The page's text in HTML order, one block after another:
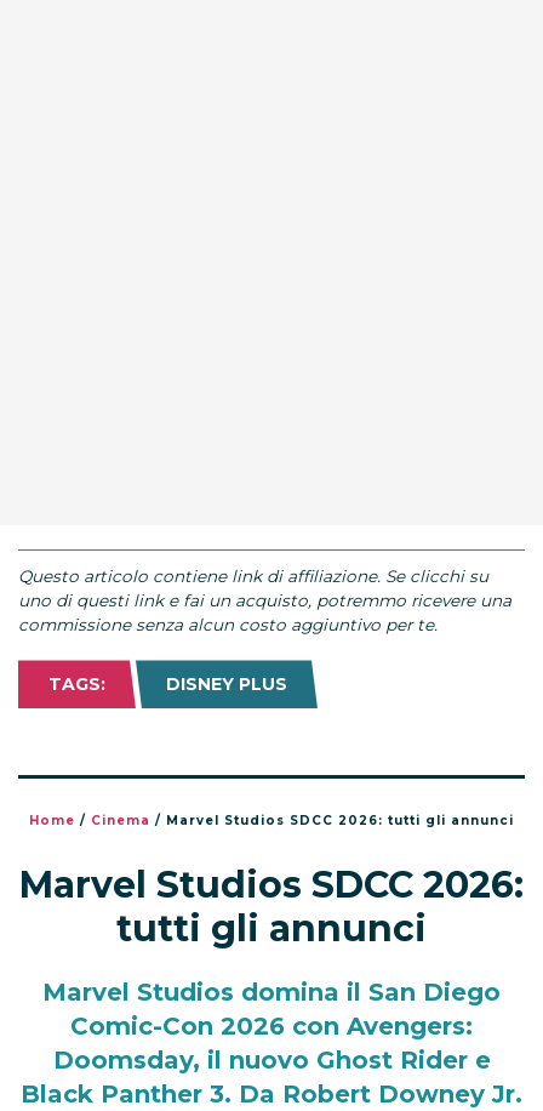
Questo articolo contiene link di affiliazione. Se clicchi su
uno di questi link e fai un acquisto, potremmo ricevere una
commissione senza alcun costo aggiuntivo per te.
TAGS: DISNEY PLUS
Home / Cinema / Marvel Studios SDCC 2026: tutti gli annunci
Marvel Studios SDCC 2026:
tutti gli annunci
Marvel Studios domina il San Diego
Comic-Con 2026 con Avengers:
Doomsday, il nuovo Ghost Rider e
Black Panther 3. Da Robert Downey Jr.